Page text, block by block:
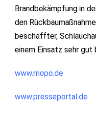
Brandbekämpfung in
den
beschaffter,
einem Einsatz sehr gut
www.mopo.de
www.presseportal.de